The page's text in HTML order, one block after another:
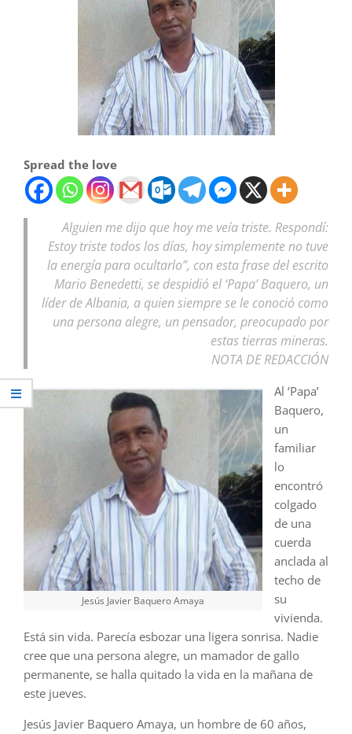
Spread the love
Alguien me dijo que hoy me veía triste. Respondí:
Estoy triste todos los días, hoy simplemente no tuve
la energía para ocultarlo”, con esta frase del escrito
Mario Benedetti, se despidió el ‘Papa’ Baquero, un
líder de Albania, a quien siempre se le conoció como
una persona alegre, un pensador, preocupado por
estas tierras mineras.
NOTA DE REDACCIÓN
Jesús Javier Baquero Amaya
Al ‘Papa’
Baquero,
un
familiar
lo
encontró
colgado
de una
cuerda
anclada al
techo de
su
vivienda.
Está sin vida. Parecía esbozar una ligera sonrisa. Nadie
cree que una persona alegre, un mamador de gallo
permanente, se halla quitado la vida en la mañana de
este jueves.
Jesús Javier Baquero Amaya, un hombre de 60 años,